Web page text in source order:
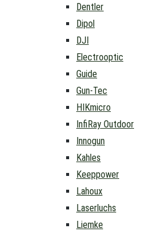
Dentler
Dipol
DJI
Electrooptic
Guide
Gun-Tec
HIKmicro
InfiRay Outdoor
Innogun
Kahles
Keeppower
Lahoux
Laserluchs
Liemke